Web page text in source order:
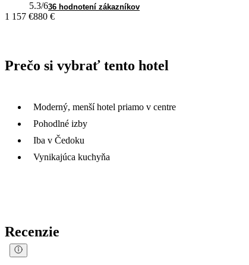
5.3/636 hodnotení zákazníkov
1 157 €880 €
Prečo si vybrať tento hotel
Moderný, menší hotel priamo v centre
Pohodlné izby
Iba v Čedoku
Vynikajúca kuchyňa
Recenzie